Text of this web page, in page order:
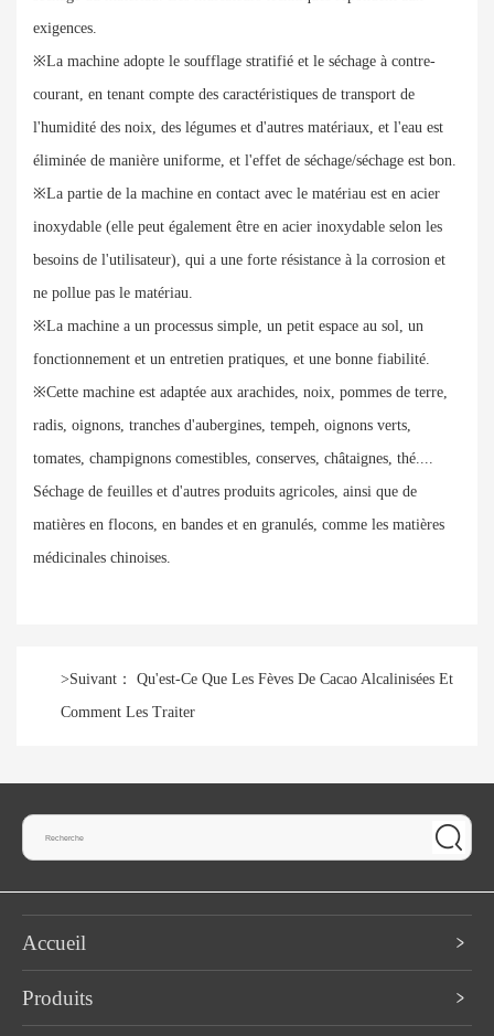
exigences.
※La machine adopte le soufflage stratifié et le séchage à contre-
courant, en tenant compte des caractéristiques de transport de
l'humidité des noix, des légumes et d'autres matériaux, et l'eau est
éliminée de manière uniforme, et l'effet de séchage/séchage est bon.
※La partie de la machine en contact avec le matériau est en acier
inoxydable (elle peut également être en acier inoxydable selon les
besoins de l'utilisateur), qui a une forte résistance à la corrosion et
ne pollue pas le matériau.
※La machine a un processus simple, un petit espace au sol, un
fonctionnement et un entretien pratiques, et une bonne fiabilité.
※Cette machine est adaptée aux arachides, noix, pommes de terre,
radis, oignons, tranches d'aubergines, tempeh, oignons verts,
tomates, champignons comestibles, conserves, châtaignes, thé....
Séchage de feuilles et d'autres produits agricoles, ainsi que de
matières en flocons, en bandes et en granulés, comme les matières
médicinales chinoises.
>Suivant：
Qu'est-Ce Que Les Fèves De Cacao Alcalinisées Et
Comment Les Traiter
Accueil
Produits